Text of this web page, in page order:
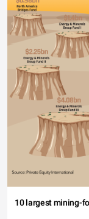
10 largest mining-